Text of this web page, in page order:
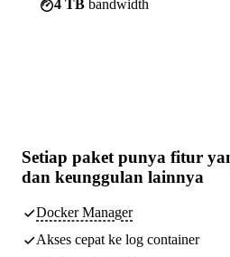
4 TB bandwidth
Setiap paket punya fitur
dan keunggulan lainnya
Docker Manager
Akses cepat ke log container